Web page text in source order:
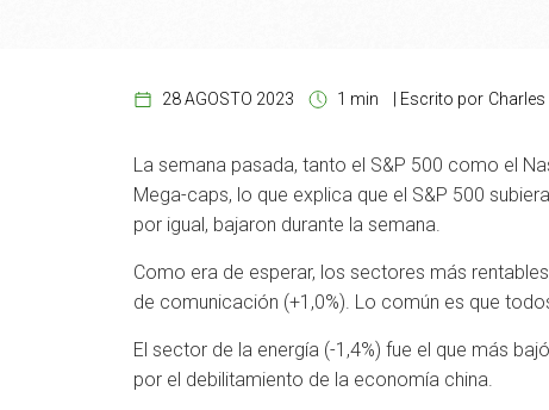
28 AGOSTO 2023 1 min Escrito por
La semana pasada, tanto el S&P 500 como el
Mega-caps, lo que explica que el S&P 500
por igual, bajaron durante la semana.
Como era de esperar, los sectores más
de comunicación (+1,0%). Lo común es que
El sector de la energía (-1,4%) fue el que más
por el debilitamiento de la economía china.